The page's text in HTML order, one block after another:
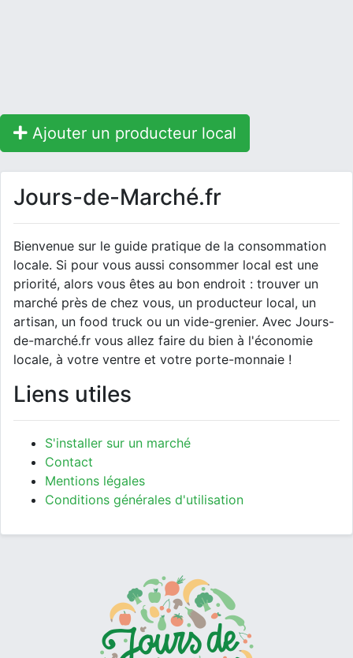
Ajouter un producteur local
Jours-de-Marché.fr
Bienvenue sur le guide pratique de la consommation
locale. Si pour vous aussi consommer local est une
priorité, alors vous êtes au bon endroit : trouver un
marché près de chez vous, un producteur local, un
artisan, un food truck ou un vide-grenier. Avec Jours-
de-marché.fr vous allez faire du bien à l'économie
locale, à votre ventre et votre porte-monnaie !
Liens utiles
S'installer sur un marché
Contact
Mentions légales
Conditions générales d'utilisation